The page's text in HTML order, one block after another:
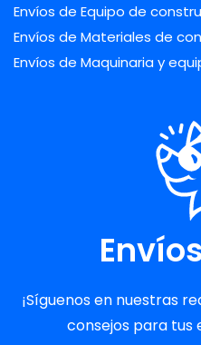
Envíos de Equipo de
Envíos de Materiales de
Envíos de Maquinaria y
¡Síguenos en nuestras
consejos para tus